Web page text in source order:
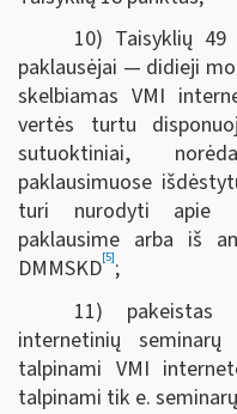
10) Taisyklių
paklausėjai — didieji
skelbiamas VMI
vertės turtu
sutuoktiniai,
paklausimuose
turi nurodyti apie
paklausime arba iš
DMMSKD[5];
11) pakeistas
internetinių
talpinami VMI
talpinami tik e.